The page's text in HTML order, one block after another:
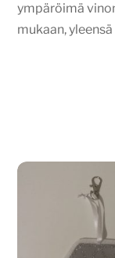
ympäröimä
mukaan,